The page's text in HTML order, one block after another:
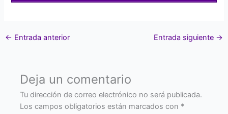
← Entrada anterior Entrada siguiente →
Deja un comentario
Tu dirección de correo electrónico no será publicada.
Los campos obligatorios están marcados con *